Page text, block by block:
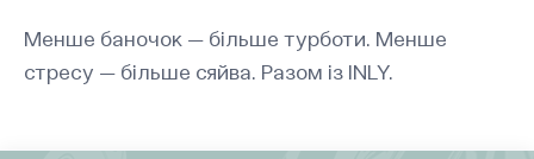
Менше баночок — більше турботи. Менше
стресу — більше сяйва. Разом із INLY.